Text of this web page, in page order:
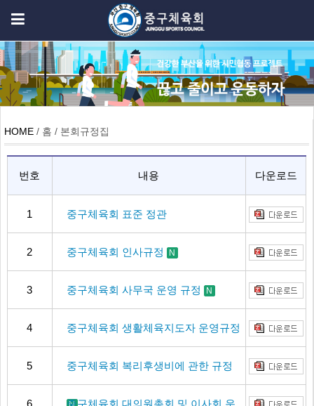
HOME / 홈 / 본회규정집
번호 내용 다운로드
1 중구체육회 표준 정관
2 중구체육회 인사규정 N
3 중구체육회 사무국 운영 규정 N
4 중구체육회 생활체육지도자 운영규정
5 중구체육회 복리후생비에 관한 규정
6 중구체육회 대의원총회 및 이사회 운